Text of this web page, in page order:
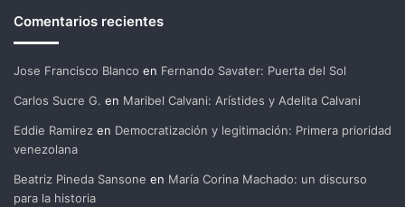
Comentarios recientes
Jose Francisco Blanco en Fernando Savater: Puerta del Sol
Carlos Sucre G. en Maribel Calvani: Arístides y Adelita Calvani
Eddie Ramirez en Democratización y legitimación: Primera prioridad
venezolana
Beatriz Pineda Sansone en María Corina Machado: un discurso
para la historia